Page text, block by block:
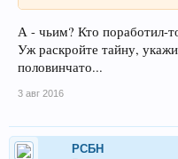
А - чьим? Кто поработил-
Уж раскройте тайну,
половинчато...
3 авг 2016
РСБН